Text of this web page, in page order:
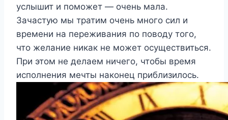
услышит и поможет — очень мала.
Зачастую мы тратим очень много сил и
времени на переживания по поводу того,
что желание никак не может осуществиться.
При этом не делаем ничего, чтобы время
исполнения мечты наконец приблизилось.